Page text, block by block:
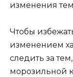
изменения
Чтобы
изменением
следить за
морозильной